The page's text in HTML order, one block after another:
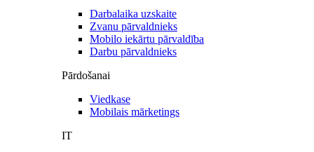
Darbalaika uzskaite
Zvanu pārvaldnieks
Mobilo iekārtu pārvaldība
Darbu pārvaldnieks
Pārdošanai
Viedkase
Mobilais mārketings
IT